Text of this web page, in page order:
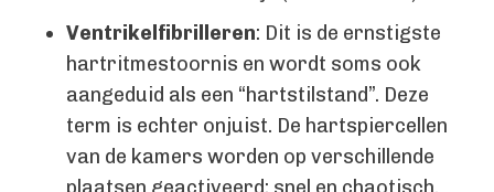
Ventrikelfibrilleren: Dit is de ernstigste
hartritmestoornis en wordt soms ook
aangeduid als een “hartstilstand”. Deze
term is echter onjuist. De hartspiercellen
van de kamers worden op verschillende